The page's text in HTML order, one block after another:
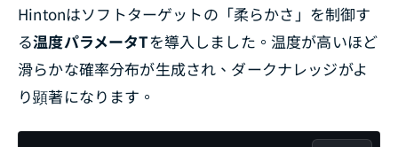
Hintonはソフトターゲットの「柔らかさ」を制御す
る温度パラメータTを導入しました。温度が高いほど
滑らかな確率分布が生成され、ダークナレッジがよ
り顕著になります。